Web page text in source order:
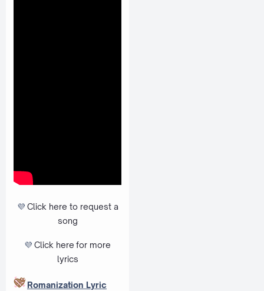
💜 Click here to request a
song
💜 Click here for more
lyrics
Romanization Lyric